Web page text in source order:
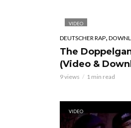
VIDEO
DEUTSCHER RAP,
The
(Video &
9 views 1 min read
VIDEO